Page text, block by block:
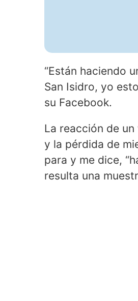
“Están haciendo
San Isidro, yo
su Facebook.
La reacción de
y la pérdida de
para y me dice,
resulta una